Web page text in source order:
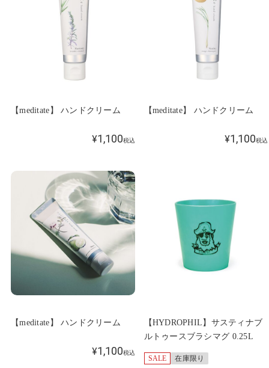
【meditate】 ハンドクリーム
¥1,100税込
【meditate】 ハンドクリーム
¥1,100税込
【meditate】 ハンドクリーム
¥1,100税込
【HYDROPHIL】サスティナブ
ルトゥースブラシマグ 0.25L
SALE 在庫限り